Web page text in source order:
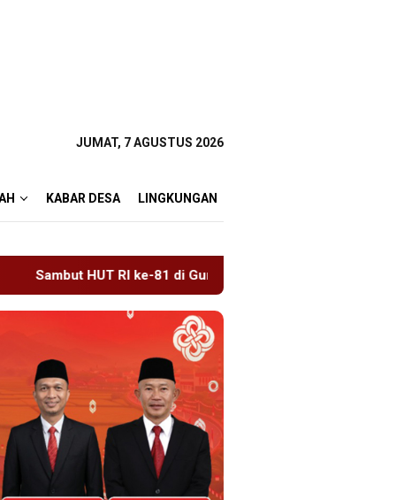
JUMAT, 7 AGUSTUS 2026
KABAR DESA LINGKUNGAN
Gunung Sanggabuana, KPU Karawang Jaga Stamina Menuju